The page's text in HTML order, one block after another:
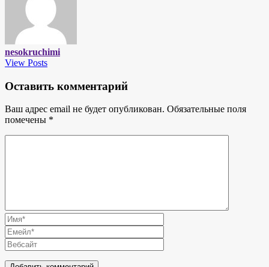
nesokruchimi
View Posts
Оставить комментарий
Ваш адрес email не будет опубликован. Обязательные поля
помечены *